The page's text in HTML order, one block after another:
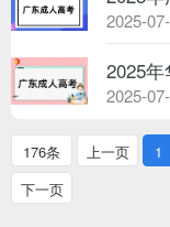
2025-
2025
2025-
176条 上一页 1
下一页